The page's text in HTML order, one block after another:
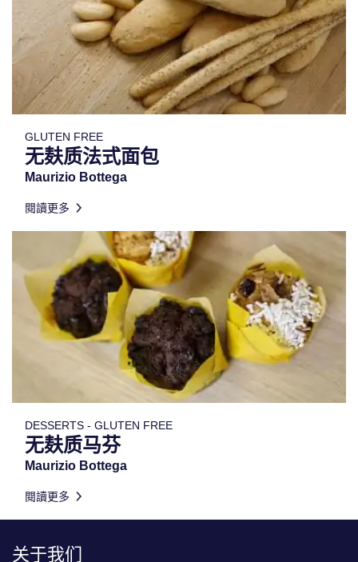
GLUTEN FREE
无麸质法式面包
Maurizio Bottega
閱讀更多
DESSERTS - GLUTEN FREE
无麸质马芬
Maurizio Bottega
閱讀更多
关于我们